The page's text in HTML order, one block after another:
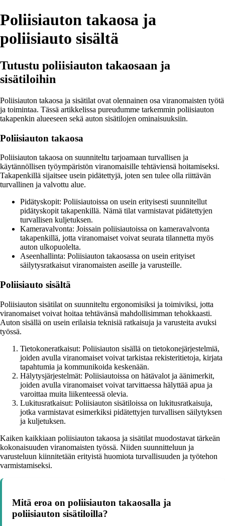
Poliisiauton takaosa ja
poliisiauto sisältä
Tutustu poliisiauton takaosaan ja
sisätiloihin
Poliisiauton takaosa ja sisätilat ovat olennainen osa viranomaisten työtä
ja toimintaa. Tässä artikkelissa pureudumme tarkemmin poliisiauton
takapenkin alueeseen sekä auton sisätilojen ominaisuuksiin.
Poliisiauton takaosa
Poliisiauton takaosa on suunniteltu tarjoamaan turvallisen ja
käytännöllisen työympäristön viranomaisille tehtäviensä hoitamiseksi.
Takapenkillä sijaitsee usein pidätettyjä, joten sen tulee olla riittävän
turvallinen ja valvottu alue.
Pidätyskopit: Poliisiautoissa on usein erityisesti suunnitellut
pidätyskopit takapenkillä. Nämä tilat varmistavat pidätettyjen
turvallisen kuljetuksen.
Kameravalvonta: Joissain poliisiautoissa on kameravalvonta
takapenkillä, jotta viranomaiset voivat seurata tilannetta myös
auton ulkopuolelta.
Aseenhallinta: Poliisiauton takaosassa on usein erityiset
säilytysratkaisut viranomaisten aseille ja varusteille.
Poliisiauto sisältä
Poliisiauton sisätilat on suunniteltu ergonomisiksi ja toimiviksi, jotta
viranomaiset voivat hoitaa tehtävänsä mahdollisimman tehokkaasti.
Auton sisällä on usein erilaisia teknisiä ratkaisuja ja varusteita avuksi
työssä.
Tietokoneratkaisut: Poliisiauton sisällä on tietokonejärjestelmiä,
joiden avulla viranomaiset voivat tarkistaa rekisteritietoja, kirjata
tapahtumia ja kommunikoida keskenään.
Hälytysjärjestelmät: Poliisiautoissa on hätävalot ja äänimerkit,
joiden avulla viranomaiset voivat tarvittaessa hälyttää apua ja
varoittaa muita liikenteessä olevia.
Lukitusratkaisut: Poliisiauton sisätiloissa on lukitusratkaisuja,
jotka varmistavat esimerkiksi pidätettyjen turvallisen säilytyksen
ja kuljetuksen.
Kaiken kaikkiaan poliisiauton takaosa ja sisätilat muodostavat tärkeän
kokonaisuuden viranomaisten työssä. Niiden suunnitteluun ja
varusteluun kiinnitetään erityistä huomiota turvallisuuden ja työtehon
varmistamiseksi.
Mitä eroa on poliisiauton takaosalla ja
poliisiauton sisätiloilla?